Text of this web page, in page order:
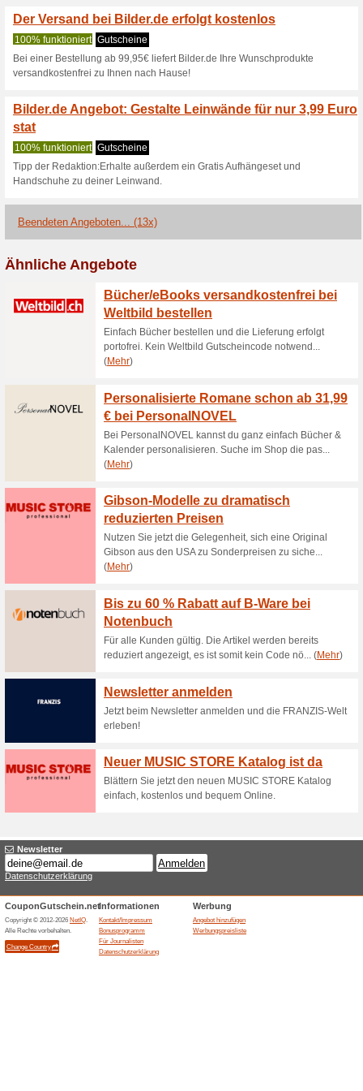
Aktuelle Angebote
Bilder.de Aktion:
Klicke hier & erfahre wie Du
kannst!
Gestalte Deine Foto
Bilder.de
100% funktioniert
Mit der Bilder.de Fototasse
Wähle zwischen vielen
hinzu.
Bilder.de Gutschein:
100% funktioniert
Bilder.de Gutschein: 50 %
Bilder.de Gutschein:
versandkosten
100% funktioniert